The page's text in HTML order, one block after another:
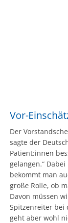
Vor-
Der
sagte der
Patient:innen
gelangen.“
bekommt man
große Rolle, ob
Davon müssen
Spitzenreiter bei
geht aber wohl